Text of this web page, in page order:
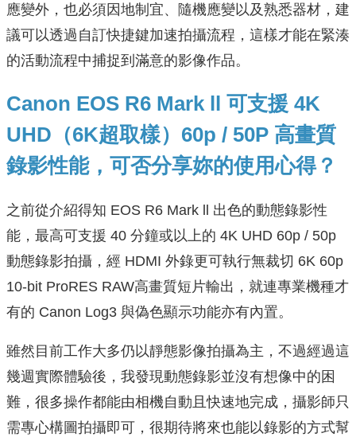
應變外，也必須因地制宜、隨機應變以及熟悉器材，建
議可以透過自訂快捷鍵加速拍攝流程，這樣才能在緊湊
的活動流程中捕捉到滿意的影像作品。
Canon EOS R6 Mark ll 可支援 4K
UHD（6K超取樣）60p / 50P 高畫質
錄影性能，可否分享妳的使用心得？
之前從介紹得知 EOS R6 Mark ll 出色的動態錄影性
能，最高可支援 40 分鐘或以上的 4K UHD 60p / 50p
動態錄影拍攝，經 HDMI 外錄更可執行無裁切 6K 60p
10-bit ProRES RAW高畫質短片輸出，就連專業機種才
有的 Canon Log3 與偽色顯示功能亦有內置。
雖然目前工作大多仍以靜態影像拍攝為主，不過經過這
幾週實際體驗後，我發現動態錄影並沒有想像中的困
難，很多操作都能由相機自動且快速地完成，攝影師只
需專心構圖拍攝即可，很期待將來也能以錄影的方式幫